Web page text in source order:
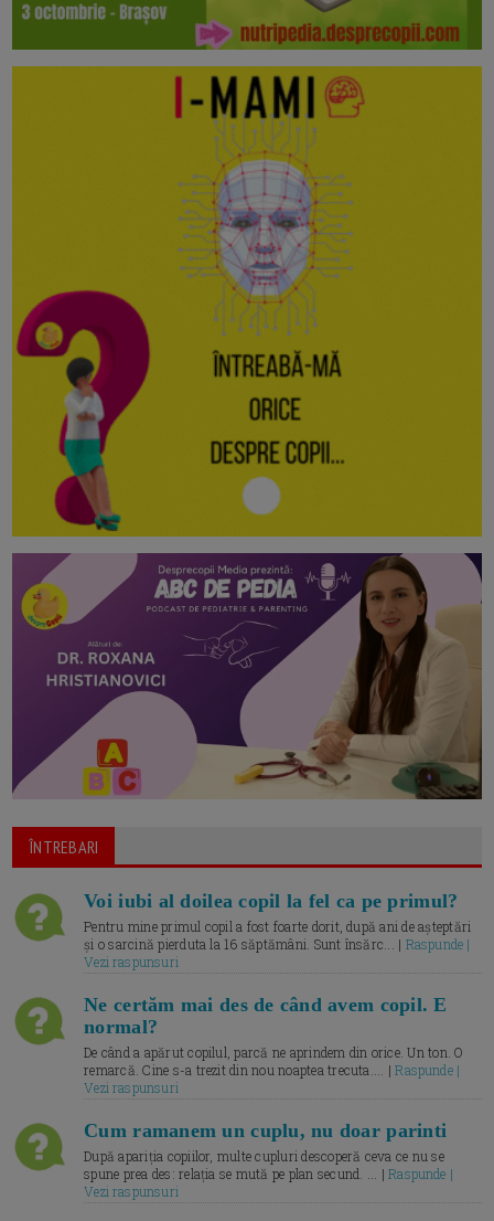
ÎNTREBARI
Voi iubi al doilea copil la fel ca pe primul?
Pentru mine primul copil a fost foarte dorit, după ani de așteptări
și o sarcină pierduta la 16 săptămâni. Sunt însărc... | Raspunde |
Vezi raspunsuri
Ne certăm mai des de când avem copil. E
normal?
De când a apărut copilul, parcă ne aprindem din orice. Un ton. O
remarcă. Cine s-a trezit din nou noaptea trecuta.... |Raspunde |
Vezi raspunsuri
Cum ramanem un cuplu, nu doar parinti
După apariția copiilor, multe cupluri descoperă ceva ce nu se
spune prea des: relația se mută pe plan secund. ... |Raspunde |
Vezi raspunsuri